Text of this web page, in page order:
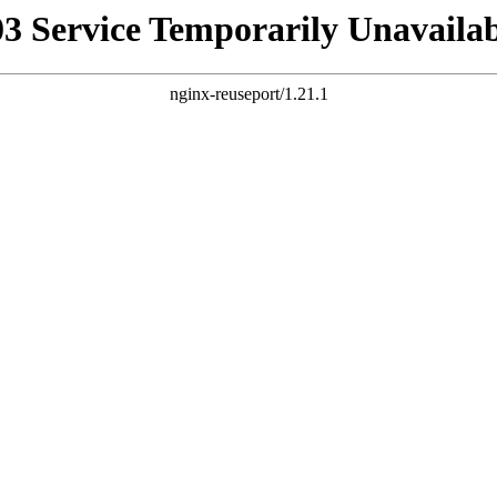
Service Temporarily
nginx-reuseport/1.21.1